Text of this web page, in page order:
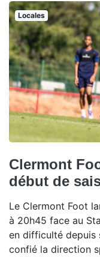
Locales
Clermont
début de
Le Clermont Foot
à 20h45 face au
en difficulté depuis
confié la direction